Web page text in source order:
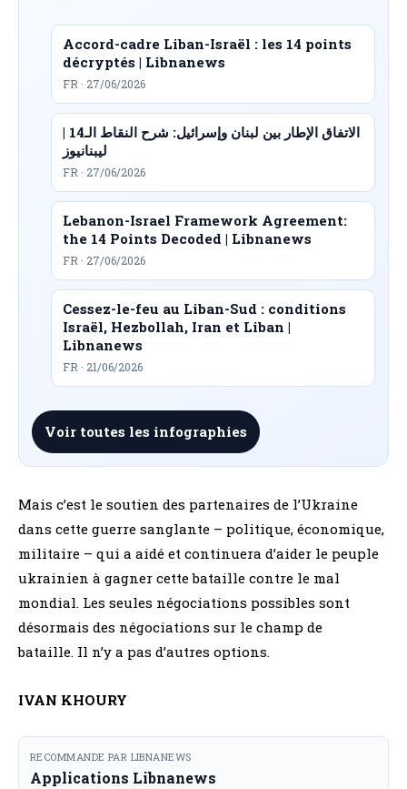
Accord-cadre Liban-Israël : les 14 points
décryptés | Libnanews
FR · 27/06/2026
الاتفاق الإطار بين لبنان وإسرائيل: شرح النقاط الـ14 |
ليبنانيوز
FR · 27/06/2026
Lebanon-Israel Framework Agreement:
the 14 Points Decoded | Libnanews
FR · 27/06/2026
Cessez-le-feu au Liban-Sud : conditions
Israël, Hezbollah, Iran et Liban |
Libnanews
FR · 21/06/2026
Voir toutes les infographies
Mais c’est le soutien des partenaires de l’Ukraine
dans cette guerre sanglante – politique, économique,
militaire – qui a aidé et continuera d’aider le peuple
ukrainien à gagner cette bataille contre le mal
mondial. Les seules négociations possibles sont
désormais des négociations sur le champ de
bataille. Il n’y a pas d’autres options.
IVAN KHOURY
RECOMMANDE PAR LIBNANEWS
Applications Libnanews